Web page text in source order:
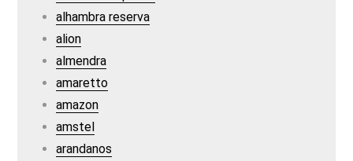
alhambra reserva
alion
almendra
amaretto
amazon
amstel
arandanos